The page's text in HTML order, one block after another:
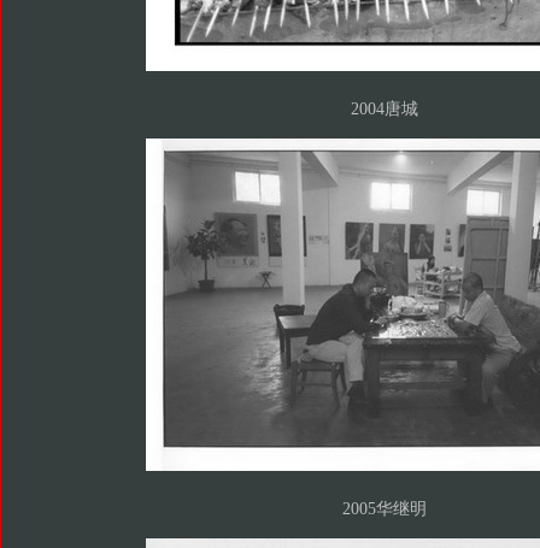
2004唐城
2005华继明